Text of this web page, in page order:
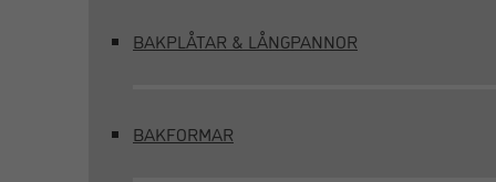
BAKPLÅTAR & LÅNGPANNOR
BAKFORMAR